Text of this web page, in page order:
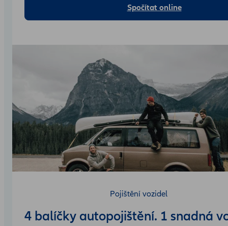
Spočítat online
Pojištění vozidel
4 balíčky autopojištění. 1 snadná